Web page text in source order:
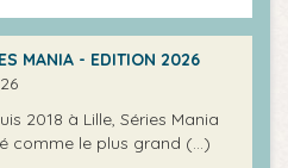
MANIA - EDITION 2026
2018 à Lille, Séries Mania
comme le plus grand (…)